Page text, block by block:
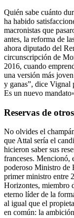
Quién sabe cuánto
ha habido
macronistas que
antes, la reforma de
ahora diputado del
circunscripción de
2016, cuando
una versión más
y ganas”, dice Vignal
Es un nuevo
Reservas de
No olvides el
que Attal sería el
hicieron saber sus
franceses. Mencionó,
poderoso Ministro de
primer ministro entre
Horizontes, miembro
eterno líder de la
al igual que el
en común: la